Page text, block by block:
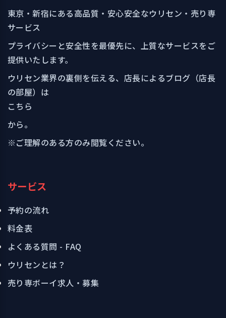
東京・新宿にある高品質・安心安全なウリセン・売り専
サービス
プライバシーと安全性を最優先に、上質なサービスをご
提供いたします。
ウリセン業界の裏側を伝える、店長によるブログ（店長
の部屋）は
こちら
から。
※ご理解のある方のみ閲覧ください。
サービス
予約の流れ
料金表
よくある質問 - FAQ
ウリセンとは？
売り専ボーイ求人・募集